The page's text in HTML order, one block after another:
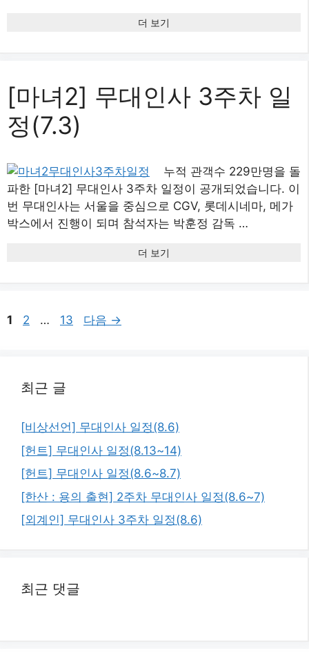
더 보기
[마녀2] 무대인사 3주차 일
정(7.3)
누적 관객수 229만명을 돌
파한 [마녀2] 무대인사 3주차 일정이 공개되었습니다. 이
번 무대인사는 서울을 중심으로 CGV, 롯데시네마, 메가
박스에서 진행이 되며 참석자는 박훈정 감독 …
더 보기
페
1
페
2 …
페
13 다음 →
최근 글
[비상선언] 무대인사 일정(8.6)
[헌트] 무대인사 일정(8.13~14)
[헌트] 무대인사 일정(8.6~8.7)
[한산 : 용의 출현] 2주차 무대인사 일정(8.6~7)
[외계인] 무대인사 3주차 일정(8.6)
최근 댓글